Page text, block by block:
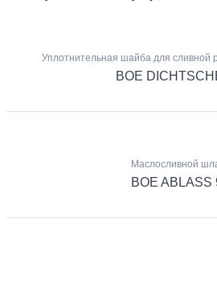
Уплотнительная шайба для сливной
BOE
Маслосливной
BOE ABLASS